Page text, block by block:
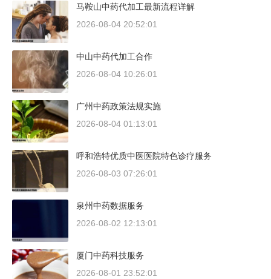
马鞍山中药代加工最新流程详解
2026-08-04 20:52:01
中山中药代加工合作
2026-08-04 10:26:01
广州中药政策法规实施
2026-08-04 01:13:01
呼和浩特优质中医医院特色诊疗服务
2026-08-03 07:26:01
泉州中药数据服务
2026-08-02 12:13:01
厦门中药科技服务
2026-08-01 23:52:01